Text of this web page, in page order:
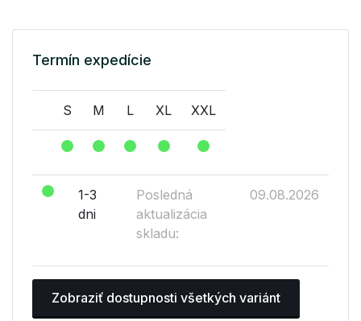
Termín expedície
S M L XL XXL
1-3
dni
Posledná
aktualizácia
skladu:
09.08.2026
Zobraziť dostupnosti všetkých variánt